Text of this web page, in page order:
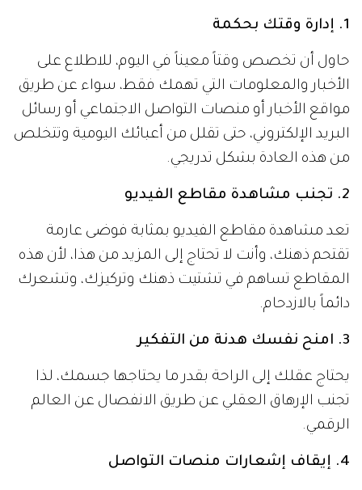
1. إدارة وقتك بحكمة
حاول أن تخصص وقتاً معيناً في اليوم، للاطلاع على
الأخبار والمعلومات التي تهمك فقط، سواء عن طريق
مواقع الأخبار أو منصات التواصل الاجتماعي أو رسائل
البريد الإلكتروني، حتى تقلل من أعبائك اليومية وتتخلص
من هذه العادة بشكل تدريجي.
2. تجنب مشاهدة مقاطع الفيديو
تعد مشاهدة مقاطع الفيديو بمثابة فوضى عارمة
تقتحم ذهنك، وأنت لا تحتاج إلى المزيد من هذا، لأن هذه
المقاطع تساهم في تشتيت ذهنك وتركيزك، وتشعرك
دائماً بالازدحام.
3. امنح نفسك هدنة من التفكير
يحتاج عقلك إلى الراحة بقدر ما يحتاجها جسمك، لذا
تجنب الإرهاق العقلي عن طريق الانفصال عن العالم
الرقمي.
4. إيقاف إشعارات منصات التواصل